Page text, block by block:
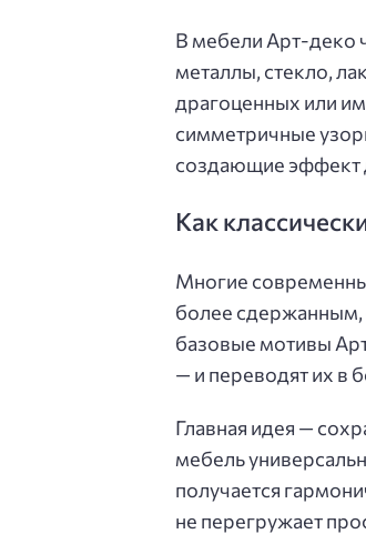
В мебели Арт-деко
металлы, стекло,
драгоценных или
симметричные
создающие эффект
Как
Многие
более сдержанным,
базовые мотивы
— и переводят их в
Главная идея —
мебель
получается
не перегружает